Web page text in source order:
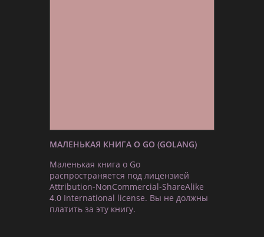
МАЛЕНЬКАЯ КНИГА О GO (GOLANG)
Маленькая книга о Go
распространяется под лицензией
Attribution-NonCommercial-ShareAlike
4.0 International license. Вы не должны
платить за эту книгу.